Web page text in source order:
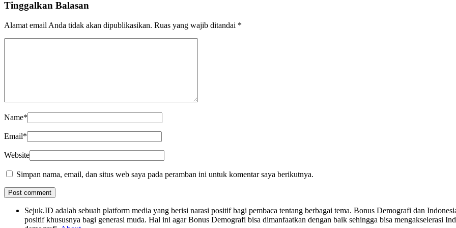
Tinggalkan Balasan
Alamat email Anda tidak akan dipublikasikan. Ruas yang wajib ditandai *
Name*
Email*
Website
Simpan nama, email, dan situs web saya pada peramban ini untuk komentar saya berikutnya.
Sejuk.ID adalah sebuah platform media yang berisi narasi positif bagi pembaca tentang berbagai tema. Bonus Demografi dan
positif khususnya bagi generasi muda. Hal ini agar Bonus Demografi bisa dimanfaatkan dengan baik sehingga bisa mengakselerasi